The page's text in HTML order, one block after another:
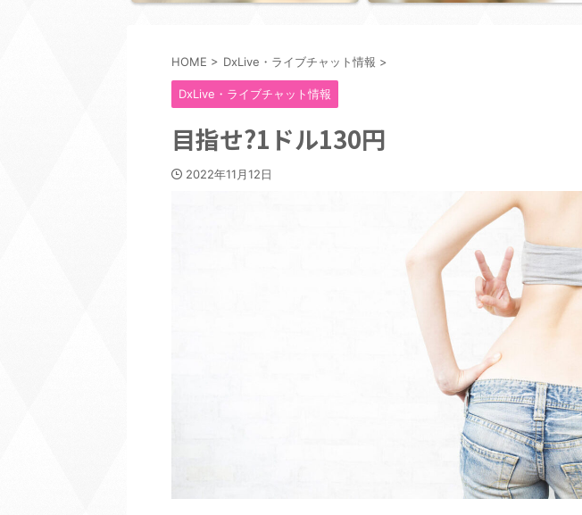
HOME > DxLive・ライブチャット情報 >
DxLive・ライブチャット情報
目指せ?1ドル130円
2022年11月12日